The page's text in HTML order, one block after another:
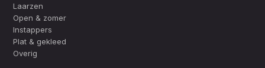
Laarzen
Open & zomer
Instappers
Plat & gekleed
Overig